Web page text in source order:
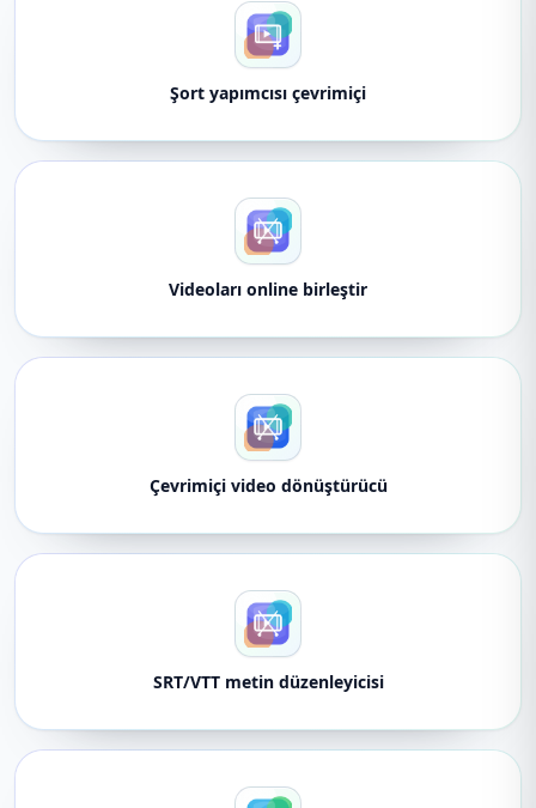
Şort yapımcısı çevrimiçi
Videoları online birleştir
Çevrimiçi video dönüştürücü
SRT/VTT metin düzenleyicisi